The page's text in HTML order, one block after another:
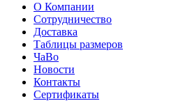
О Компании
Сотрудничество
Доставка
Таблицы размеров
ЧаВо
Новости
Контакты
Сертификаты